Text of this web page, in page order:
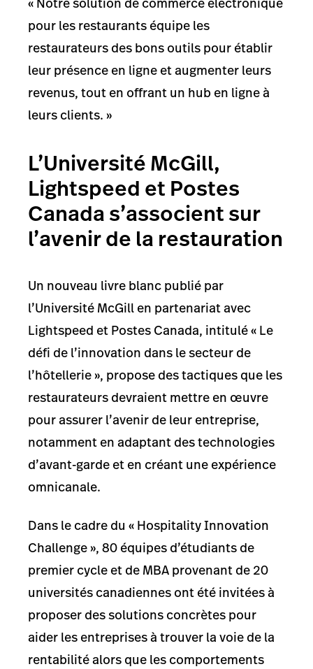
pour les restaurants équipe les
restaurateurs des bons outils pour établir
leur présence en ligne et augmenter leurs
revenus, tout en offrant un hub en ligne à
leurs clients. »
L’Université McGill,
Lightspeed et Postes
Canada s’associent sur
l’avenir de la restauration
Un nouveau livre blanc publié par
l’Université McGill en partenariat avec
Lightspeed et Postes Canada, intitulé « Le
défi de l’innovation dans le secteur de
l’hôtellerie », propose des tactiques que les
restaurateurs devraient mettre en œuvre
pour assurer l’avenir de leur entreprise,
notamment en adaptant des technologies
d’avant-garde et en créant une expérience
omnicanale.
Dans le cadre du « Hospitality Innovation
Challenge », 80 équipes d’étudiants de
premier cycle et de MBA provenant de 20
universités canadiennes ont été invitées à
proposer des solutions concrètes pour
aider les entreprises à trouver la voie de la
rentabilité alors que les comportements